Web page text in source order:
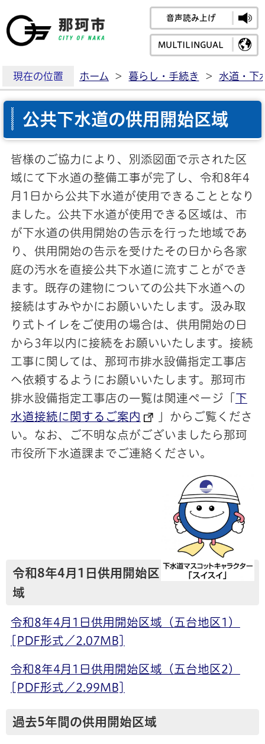
那珂市公式ホームペ
音声読み上げ
MULTILINGUAL
現在の位置 ホーム > 暮らし・手続き > 水道・下
公共下水道の供用開始区域
皆様のご協力により、別添図面で示された区
域にて下水道の整備工事が完了し、令和8年4
月1日から公共下水道が使用できることとなり
ました。公共下水道が使用できる区域は、市
が下水道の供用開始の告示を行った地域であ
り、供用開始の告示を受けたその日から各家
庭の汚水を直接公共下水道に流すことができ
ます。既存の建物についての公共下水道への
接続はすみやかにお願いいたします。汲み取
り式トイレをご使用の場合は、供用開始の日
から3年以内に接続をお願いいたします。接続
工事に関しては、那珂市排水設備指定工事店
へ依頼するようにお願いいたします。那珂市
排水設備指定工事店の一覧は関連ページ「 下
水道接続に関するご案内
」からご覧くださ
い。なお、ご不明な点がございましたら那珂
市役所下水道課までご連絡ください。
令和8年4月1日供用開始区
域
令和8年4月1日供用開始区域（五台地区1）
[PDF形式／2.07MB]
令和8年4月1日供用開始区域（五台地区2）
[PDF形式／2.99MB]
過去5年間の供用開始区域